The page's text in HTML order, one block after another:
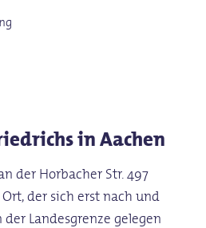
in Aachen
der Horbacher Str. 497
der sich erst nach und
Landesgrenze gelegen